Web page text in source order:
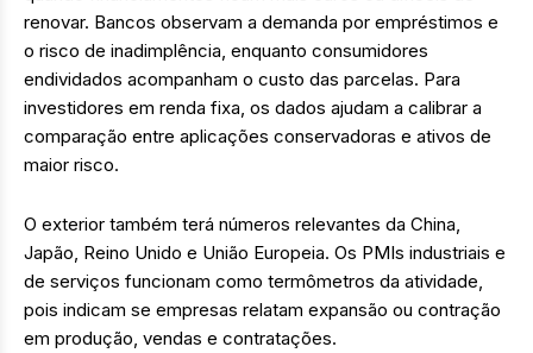
renovar. Bancos observam a demanda por empréstimos e
o risco de inadimplência, enquanto consumidores
endividados acompanham o custo das parcelas. Para
investidores em renda fixa, os dados ajudam a calibrar a
comparação entre aplicações conservadoras e ativos de
maior risco.
O exterior também terá números relevantes da China,
Japão, Reino Unido e União Europeia. Os PMIs industriais e
de serviços funcionam como termômetros da atividade,
pois indicam se empresas relatam expansão ou contração
em produção, vendas e contratações.